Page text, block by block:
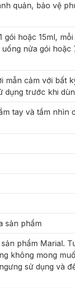
quản, bảo vệ
gói hoặc 15ml,
nửa gói hoặc
mẫn cảm với bất
dụng trước khi
tay và tầm nhìn
sản phẩm
phẩm Marial.
không mong
sử dụng và